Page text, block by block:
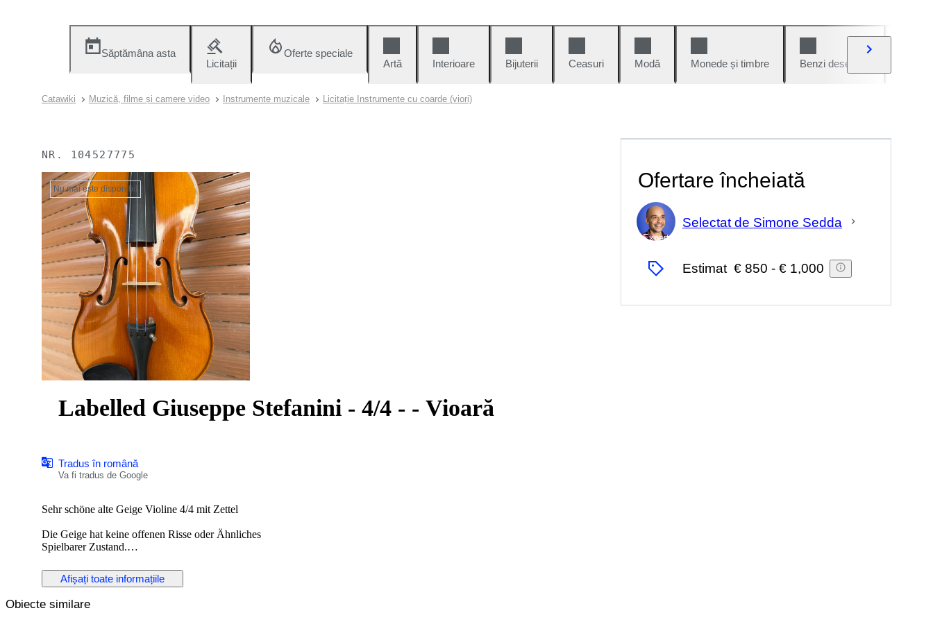
Săptămâna asta
Licitații
Oferte speciale
Artă
Interioare Bijuterii Ceasuri Modă Monede și timbre Benzi desenate
Catawiki Muzică, filme și camere video Instrumente muzicale Licitație Instrumente cu coarde (viori)
NR. 104527775
Nu mai este disponibil
Labelled Giuseppe Stefanini - 4/4 - - Vioară
Tradus în română
Va fi tradus de Google
Sehr schöne alte Geige Violine 4/4 mit Zettel
Die Geige hat keine offenen Risse oder Ähnliches
Spielbarer Zustand.
Ohne Echtheitszertifikat..
Körper: 358mm Gesamt: 585mm
Afișați toate informațiile
Ofertare încheiată
Expert
Selectat de Simone Sedda
Estimat € 850 - € 1,000
Obiecte similare